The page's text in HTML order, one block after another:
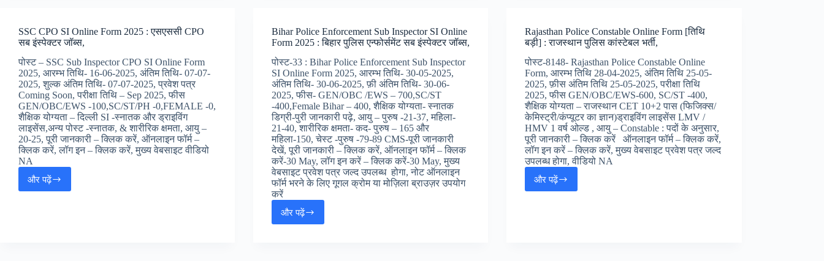
Online
Form
2025
:
दिल्ली
पुलिस
हेड
कांस्टेबल
AWO/TPO
जॉब
अलर्ट,
Online
Form
2025:
राजस्थान
पुलिस
सब
इंस्पेक्टर
जॉब
अलर्ट
SSC CPO SI Online Form 2025 : एसएससी CPO
सब इंस्पेक्टर जॉब्स,
पोस्ट – SSC Sub Inspector CPO SI Online Form
2025, आरम्भ तिथि- 16-06-2025, अंतिम तिथि- 07-07-
2025, शुल्क अंतिम तिथि- 07-07-2025, प्रवेश पत्र
Coming Soon, परीक्षा तिथि – Sep 2025, फीस
GEN/OBC/EWS -100,SC/ST/PH -0,FEMALE -0,
शैक्षिक योग्यता – दिल्ली SI -स्नातक और ड्राइविंग
लाइसेंस,अन्य पोस्ट -स्नातक, & शारीरिक क्षमता, आयु –
20-25, पूरी जानकारी – क्लिक करें, ऑनलाइन फॉर्म –
क्लिक करें, लॉग इन – क्लिक करें, मुख्य वेबसाइट वीडियो
NA
और पढ़ेंSSC
Bihar Police Enforcement Sub Inspector SI Online
Form 2025 : बिहार पुलिस एन्फोर्समेंट सब इंस्पेक्टर जॉब्स,
पोस्ट-33 : Bihar Police Enforcement Sub Inspector
SI Online Form 2025, आरम्भ तिथि- 30-05-2025,
अंतिम तिथि- 30-06-2025, फ़ी अंतिम तिथि- 30-06-
2025, फीस- GEN/OBC /EWS – 700,SC/ST
-400,Female Bihar – 400, शैक्षिक योग्यता- स्नातक
डिग्री-पुरी जानकारी पढ़े, आयु – पुरुष -21-37, महिला-
21-40, शारीरिक क्षमता- कद- पुरुष – 165 और
महिला-150, चेस्ट -पुरुष -79-89 CMS-पूरी जानकारी
देखें, पूरी जानकारी – क्लिक करें, ऑनलाइन फॉर्म – क्लिक
करें-30 May, लॉग इन करें – क्लिक करें-30 May, मुख्य
वेबसाइट प्रवेश पत्र जल्द उपलब्ध होगा, नोट ऑनलाइन
फॉर्म भरने के लिए गूगल क्रोम या मोज़िला ब्राउज़र उपयोग
करें
और पढ़ेंBihar
Rajasthan Police Constable Online Form [तिथि
बड़ी] : राजस्थान पुलिस कांस्टेबल भर्ती,
पोस्ट-8148- Rajasthan Police Constable Online
Form, आरम्भ तिथि 28-04-2025, अंतिम तिथि 25-05-
2025, फ़ीस अंतिम तिथि 25-05-2025, परीक्षा तिथि
2025, फीस GEN/OBC/EWS-600, SC/ST -400,
शैक्षिक योग्यता – राजस्थान CET 10+2 पास (फिजिक्स/
केमिस्ट्री/कंप्यूटर का ज्ञान)ड्राइविंग लाइसेंस LMV /
HMV 1 वर्ष ओल्ड , आयु – Constable : पदों के अनुसार,
पूरी जानकारी – क्लिक करें ऑनलाइन फॉर्म – क्लिक करें,
लॉग इन करें – क्लिक करें, मुख्य वेबसाइट प्रवेश पत्र जल्द
उपलब्ध होगा, वीडियो NA
और पढ़ेंRajasthan